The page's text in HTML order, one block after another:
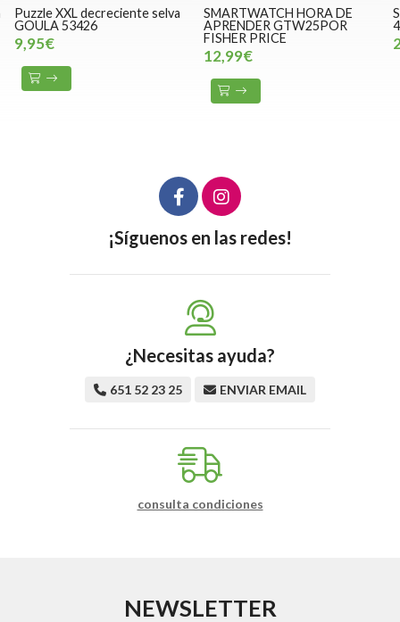
SMARTWATCH HORA DE
APRENDER GTW25POR
FISHER PRICE
12,99€
Soporte para saltarín JAMARA
460332
22,99€
¡Síguenos en las redes!
¿Necesitas ayuda?
651 52 23 25 ENVIAR EMAIL
consulta condiciones
NEWSLETTER